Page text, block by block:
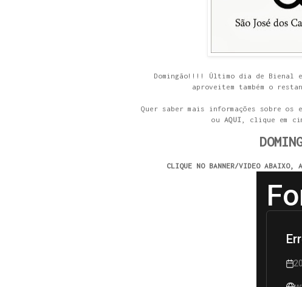
Domingão!!!! Último dia de Bienal
aproveitem também o
Quer saber mais informações sobre
ou AQUI , clique em
CLIQUE NO BANNER/VIDEO ABAIXO,